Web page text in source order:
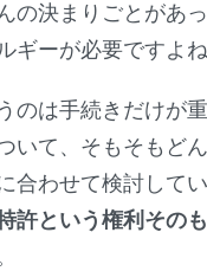
の決まりごとがあ
ギーが必要ですよね
は手続きだけが重
いて、そもそもど
合わせて検討して
許という権利その